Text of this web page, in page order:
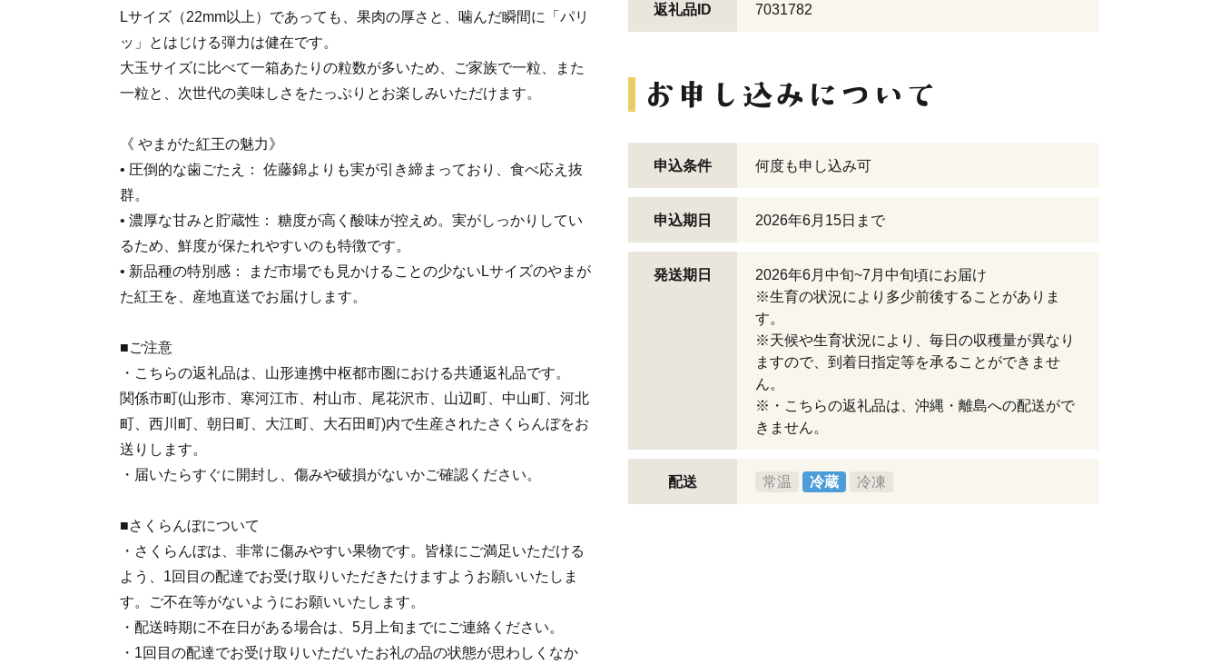
Lサイズ（22mm以上）であっても、果肉の厚さと、噛んだ瞬間に「パリ
ッ」とはじける弾力は健在です。
大玉サイズに比べて一箱あたりの粒数が多いため、ご家族で一粒、また
一粒と、次世代の美味しさをたっぷりとお楽しみいただけます。
《 やまがた紅王の魅力》
• 圧倒的な歯ごたえ： 佐藤錦よりも実が引き締まっており、食べ応え抜
群。
• 濃厚な甘みと貯蔵性： 糖度が高く酸味が控えめ。実がしっかりしてい
るため、鮮度が保たれやすいのも特徴です。
• 新品種の特別感： まだ市場でも見かけることの少ないLサイズのやまが
た紅王を、産地直送でお届けします。
■ご注意
・こちらの返礼品は、山形連携中枢都市圏における共通返礼品です。
関係市町(山形市、寒河江市、村山市、尾花沢市、山辺町、中山町、河北
町、西川町、朝日町、大江町、大石田町)内で生産されたさくらんぼをお
送りします。
・届いたらすぐに開封し、傷みや破損がないかご確認ください。
■さくらんぼについて
・さくらんぼは、非常に傷みやすい果物です。皆様にご満足いただける
よう、1回目の配達でお受け取りいただきたけますようお願いいたしま
す。ご不在等がないようにお願いいたします。
・配送時期に不在日がある場合は、5月上旬までにご連絡ください。
・1回目の配達でお受け取りいただいたお礼の品の状態が思わしくなか
返礼品ID 7031782
申込条件 何度も申し込み可
申込期日 2026年6月15日まで
発送期日
2026年6月中旬~7月中旬頃にお届け
※生育の状況により多少前後することがありま
す。
※天候や生育状況により、毎日の収穫量が異なり
ますので、到着日指定等を承ることができませ
ん。
※・こちらの返礼品は、沖縄・離島への配送がで
きません。
配送 常温 冷蔵 冷凍